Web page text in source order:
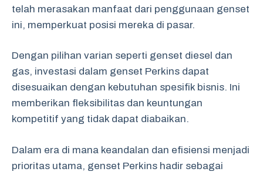
telah merasakan manfaat dari penggunaan genset
ini, memperkuat posisi mereka di pasar.
Dengan pilihan varian seperti genset diesel dan
gas, investasi dalam genset Perkins dapat
disesuaikan dengan kebutuhan spesifik bisnis. Ini
memberikan fleksibilitas dan keuntungan
kompetitif yang tidak dapat diabaikan.
Dalam era di mana keandalan dan efisiensi menjadi
prioritas utama, genset Perkins hadir sebagai